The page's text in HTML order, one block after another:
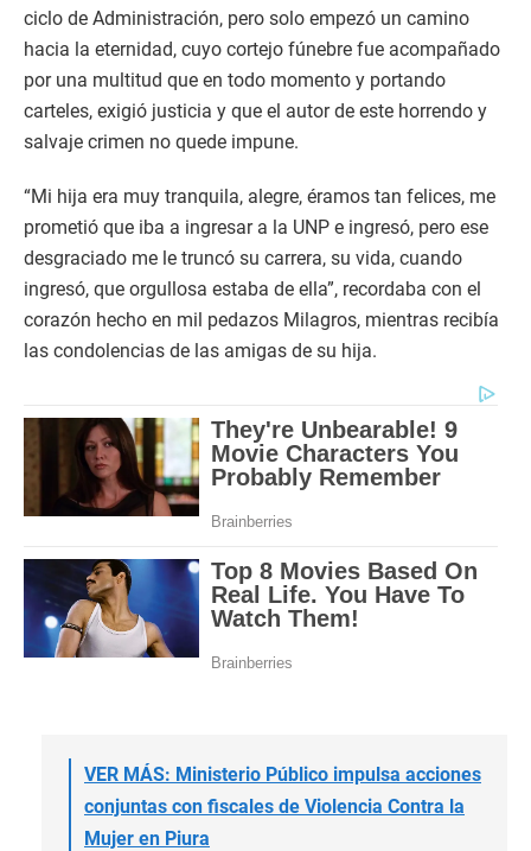
ciclo de Administración, pero solo empezó un camino
hacia la eternidad, cuyo cortejo fúnebre fue acompañado
por una multitud que en todo momento y portando
carteles, exigió justicia y que el autor de este horrendo y
salvaje crimen no quede impune.
“Mi hija era muy tranquila, alegre, éramos tan felices, me
prometió que iba a ingresar a la UNP e ingresó, pero ese
desgraciado me le truncó su carrera, su vida, cuando
ingresó, que orgullosa estaba de ella”, recordaba con el
corazón hecho en mil pedazos Milagros, mientras recibía
las condolencias de las amigas de su hija.
VER MÁS: Ministerio Público impulsa acciones
conjuntas con fiscales de Violencia Contra la
Mujer en Piura